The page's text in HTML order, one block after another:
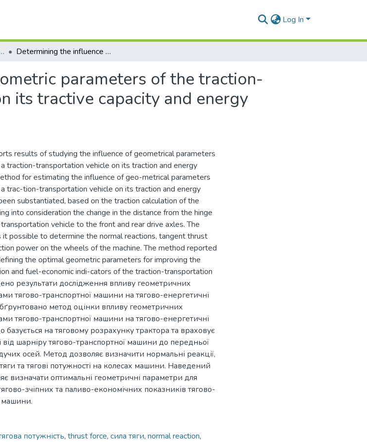
Log In
базі Scopus Determining the influence of geometric parameters of the traction-transportation vehicle’s frame on its tractive capacity and energy indicators
parameters of the traction-
its tractive capacity and energy
results of studying the influence of geometrical parameters
traction-transportation vehicle on its traction and energy
for estimating the influence of geo-metrical parameters
trac-tion-transportation vehicle on its traction and energy
substantiated, based on the traction calculation of the
into consideration the change in the distance from the hinge
vehicle to the front and rear drive axles. The
it possible to determine the normal reactions, tangent thrust
power on the wheels of the machine. The method reported
the optimal geometric parameters for improving the
and fuel-economic indi-cators of the traction-transportation
результати дослідження впливу геометричних
тягово-транспортної машини на тягово-енергетичні
метод оцінки впливу геометричних
тягово-транспортної машини на тягово-енергетичні
базується на тяговому розрахунку трактора та враховує
від шарніру тягово-транспортної машини до передньої
осей. Метод дозволяє визначити нормальні реакції,
та тягові потужності на колесах машини. Наведений
визначати оптимальні геометричні параметри для
зчіпних та паливо-економічних показників тягово-
машини.
потужність, thrust force, сила тяги, normal reaction,